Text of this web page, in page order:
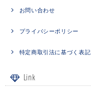
お問い合わせ
プライバシーポリシー
特定商取引法に基づく表記
Link